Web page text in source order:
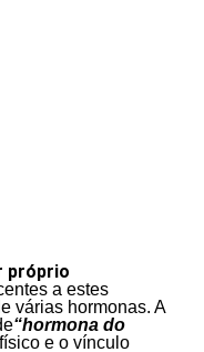
próprio
a estes
várias hormonas. A
“hormona do
e o vínculo